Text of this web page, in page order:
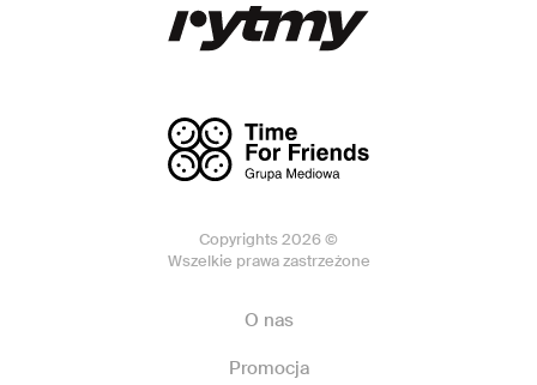
Copyrights 2026 ©
Wszelkie prawa zastrzeżone
O nas
Promocja